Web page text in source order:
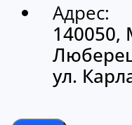
Адрес:
140050,
ул.